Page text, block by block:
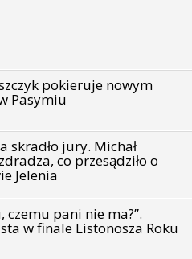
pokieruje nowym
Pasymiu
skradło jury. Michał
co przesądziło o
Jelenia
czemu pani nie ma?”.
w finale Listonosza Roku